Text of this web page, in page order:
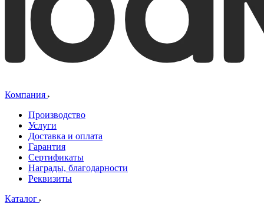
Компания
Производство
Услуги
Доставка и оплата
Гарантия
Сертификаты
Награды, благодарности
Реквизиты
Каталог